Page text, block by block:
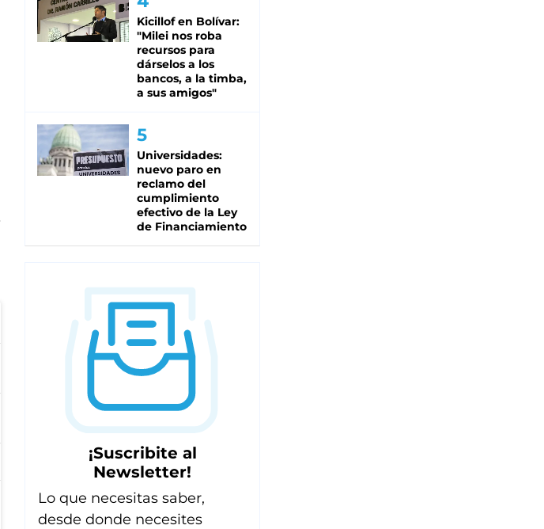
Kicillof en Bolívar:
"Milei nos roba
recursos para
dárselos a los
bancos, a la timba,
a sus amigos"
Universidades:
nuevo paro en
reclamo del
cumplimiento
efectivo de la Ley
de Financiamiento
¡Suscribite al
Newsletter!
Lo que necesitas saber,
desde donde necesites